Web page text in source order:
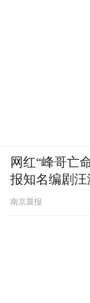
网红“峰哥亡
报知名编剧
南京晨报